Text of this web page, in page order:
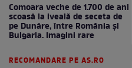
Comoara veche de 1.700 de ani
scoasă la iveală de seceta de
pe Dunăre, între România şi
Bulgaria. Imagini rare
RECOMANDARE PE AS.RO